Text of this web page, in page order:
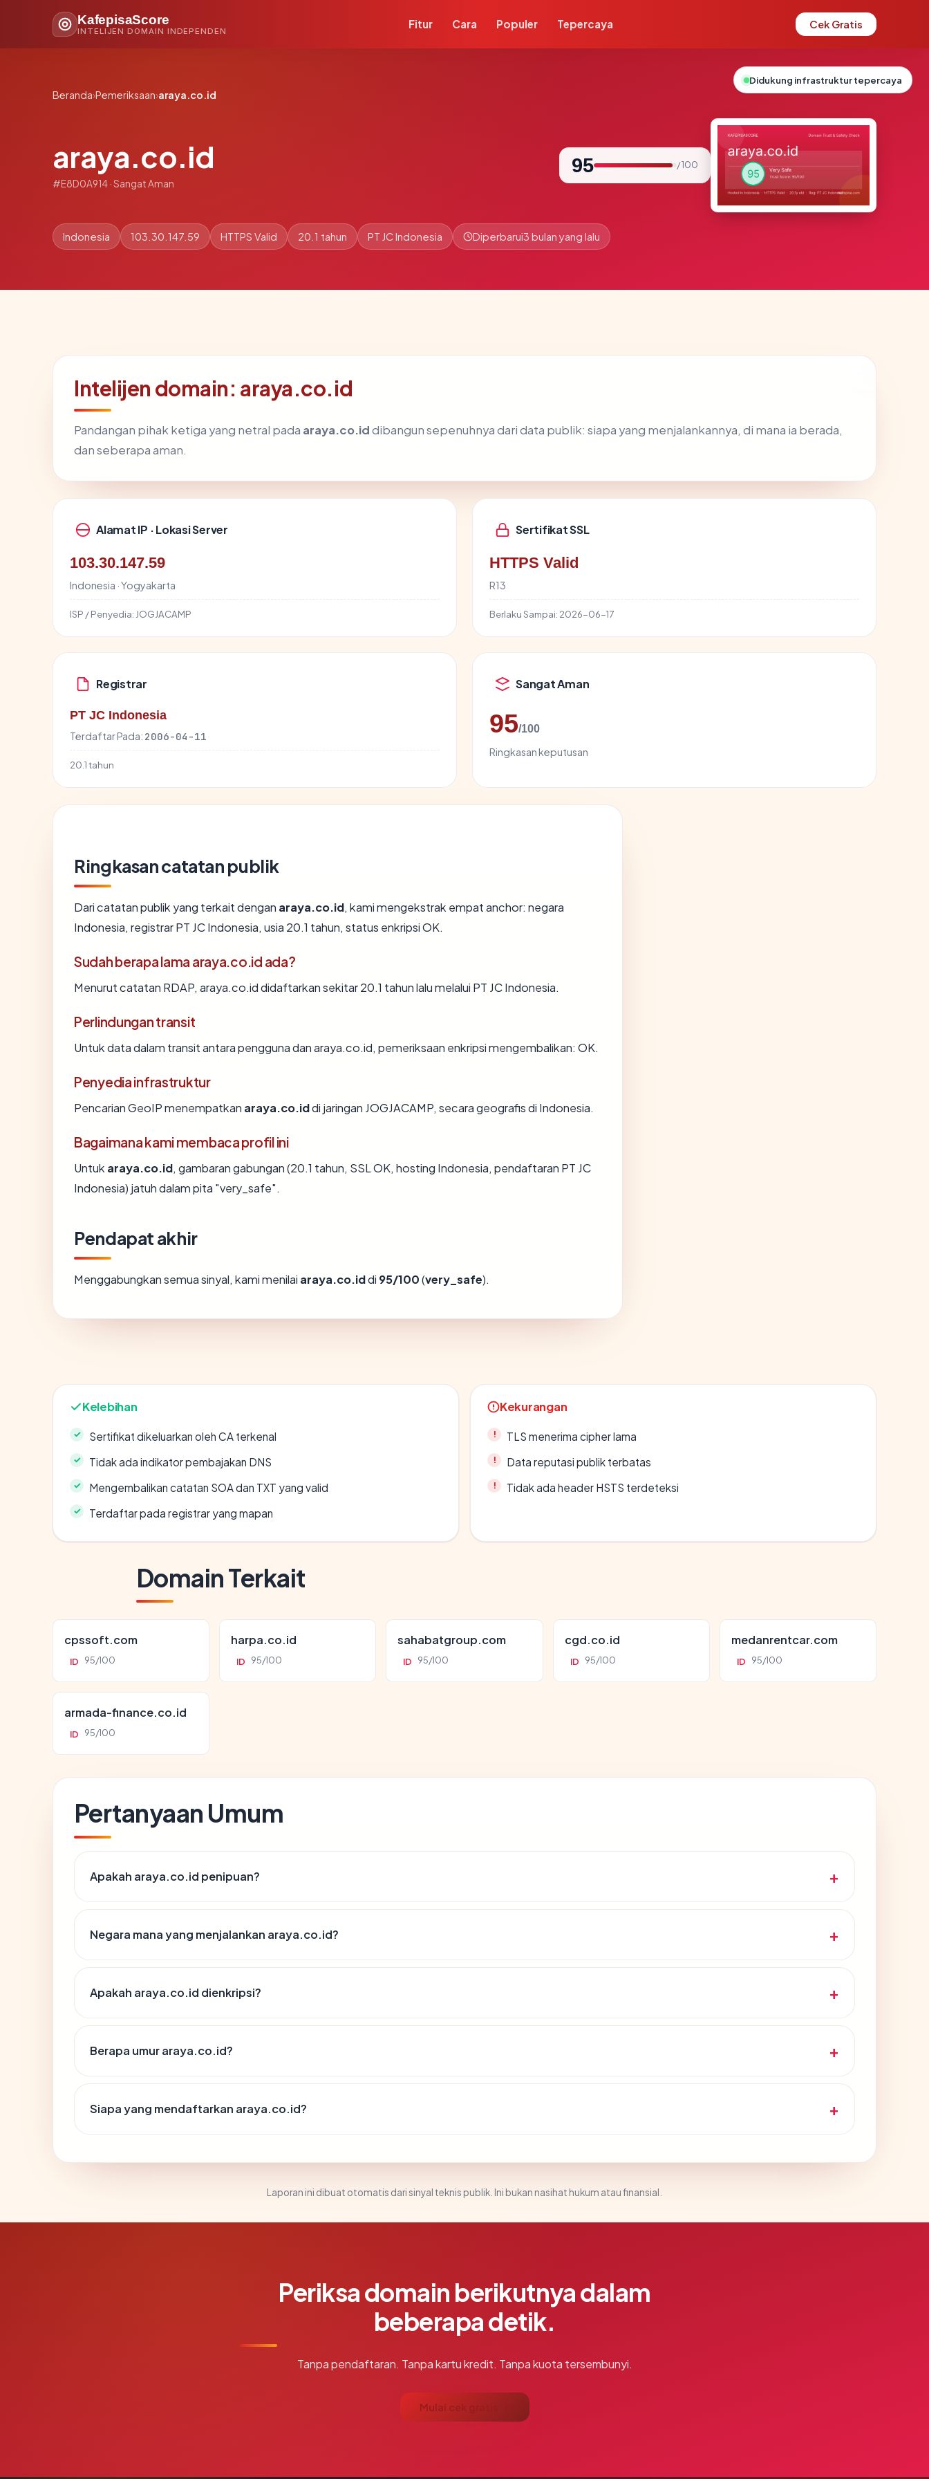
KafepisaScore
INTELIJEN DOMAIN INDEPENDEN
Fitur Cara Populer Tepercaya Cek Gratis
Beranda›Pemeriksaan›araya.co.id
araya.co.id
#E8D0A914 · Sangat Aman
95 / 100
Indonesia 103.30.147.59 HTTPS Valid 20.1 tahun PT JC Indonesia Diperbarui3 bulan yang lalu
Intelijen domain: araya.co.id
Pandangan pihak ketiga yang netral pada araya.co.iddibangun sepenuhnya dari data publik: siapa yang menjalankannya, di mana ia berada,
dan seberapa aman.
Alamat IP · Lokasi Server
103.30.147.59
Indonesia · Yogyakarta
ISP / Penyedia: JOGJACAMP
Sertifikat SSL
HTTPS Valid
R13
Berlaku Sampai: 2026-06-17
Registrar
PT JC Indonesia
Terdaftar Pada: 2006-04-11
20.1 tahun
Sangat Aman
95/100
Ringkasan keputusan
Ringkasan catatan publik
Dari catatan publik yang terkait dengan araya.co.id, kami mengekstrak empat anchor: negara
Indonesia, registrar PT JC Indonesia, usia 20.1 tahun, status enkripsi OK.
Sudah berapa lama araya.co.id ada?
Menurut catatan RDAP, araya.co.id didaftarkan sekitar 20.1 tahun lalu melalui PT JC Indonesia.
Perlindungan transit
Untuk data dalam transit antara pengguna dan araya.co.id, pemeriksaan enkripsi mengembalikan: OK.
Penyedia infrastruktur
Pencarian GeoIP menempatkan araya.co.iddi jaringan JOGJACAMP, secara geografis di Indonesia.
Bagaimana kami membaca profil ini
Untuk araya.co.id, gambaran gabungan (20.1 tahun, SSL OK, hosting Indonesia, pendaftaran PT JC
Indonesia) jatuh dalam pita "very_safe".
Pendapat akhir
Menggabungkan semua sinyal, kami menilai araya.co.iddi 95/100(very_safe).
Kelebihan
Sertifikat dikeluarkan oleh CA terkenal
Tidak ada indikator pembajakan DNS
Mengembalikan catatan SOA dan TXT yang valid
Terdaftar pada registrar yang mapan
Kekurangan
TLS menerima cipher lama
Data reputasi publik terbatas
Tidak ada header HSTS terdeteksi
Domain Terkait
cpssoft.com
ID 95/100
harpa.co.id
ID 95/100
sahabatgroup.com
ID 95/100
cgd.co.id
ID 95/100
medanrentcar.com
ID 95/100
armada-finance.co.id
ID 95/100
Pertanyaan Umum
Apakah araya.co.id penipuan?
Negara mana yang menjalankan araya.co.id?
Apakah araya.co.id dienkripsi?
Berapa umur araya.co.id?
Siapa yang mendaftarkan araya.co.id?
Laporan ini dibuat otomatis dari sinyal teknis publik. Ini bukan nasihat hukum atau finansial.
Periksa domain berikutnya dalam
beberapa detik.
Tanpa pendaftaran. Tanpa kartu kredit. Tanpa kuota tersembunyi.
Mulai cek gratis →
Didukung infrastruktur tepercaya